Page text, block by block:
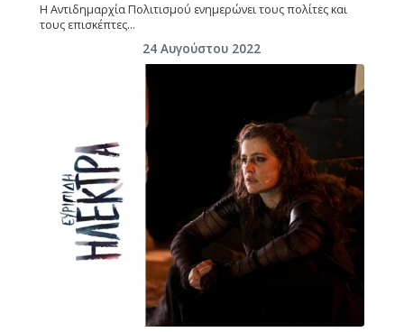
Η Αντιδημαρχία Πολιτισμού ενημερώνει τους πολίτες και
τους επισκέπτες…
24 Αυγούστου 2022